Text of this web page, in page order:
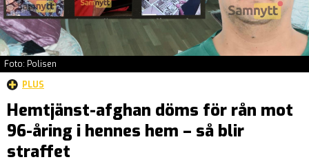
Foto: Polisen
PLUS
Hemtjänst-afghan döms för rån mot
96-åring i hennes hem – så blir
straffet